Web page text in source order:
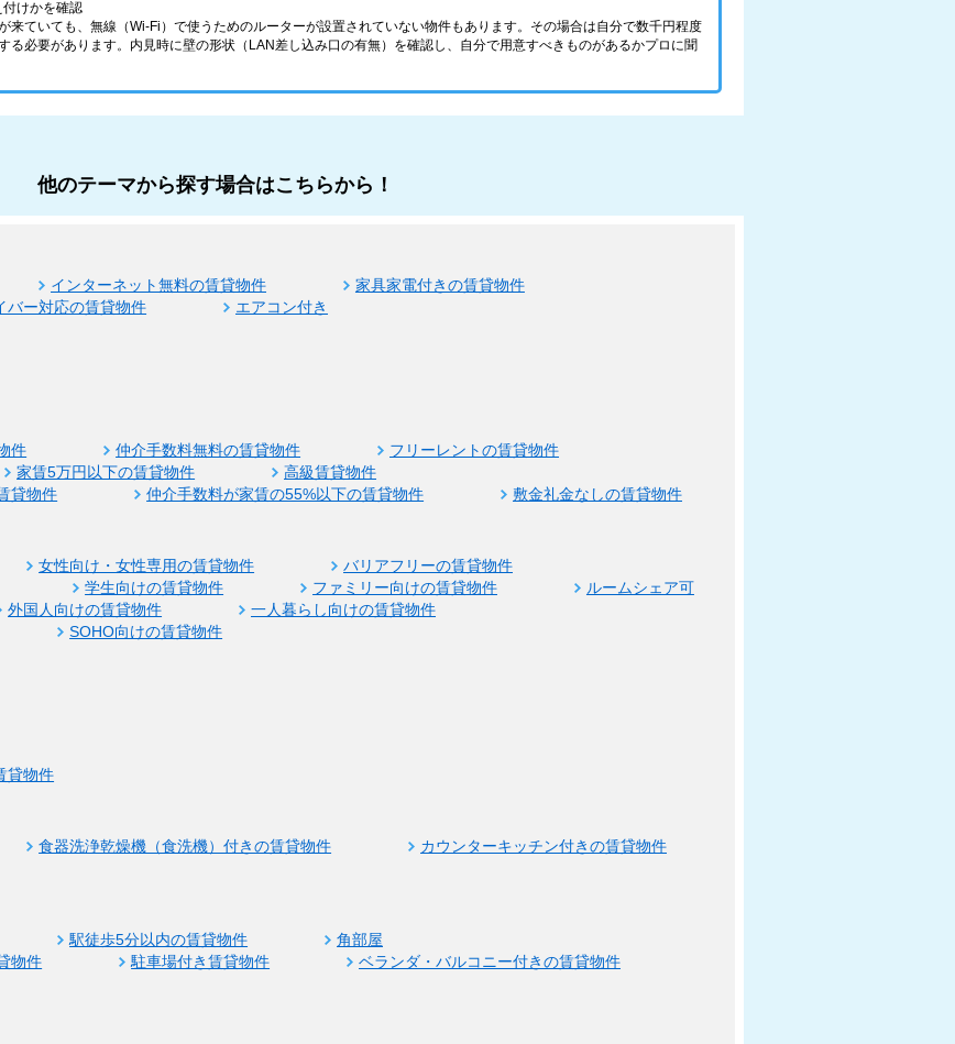
けかを確認
来ていても、無線（Wi-Fi）で使うためのルーターが設置されていない物件もあります。その場合は自分で数千円程度
る必要があります。内見時に壁の形状（LAN差し込み口の有無）を確認し、自分で用意すべきものがあるかプロに聞
他のテーマから探す場合はこちらから！
インターネット無料の賃貸物件
家具家電付きの賃貸物件
バー対応の賃貸物件 エアコン付き
件 仲介手数料無料の賃貸物件
フリーレントの賃貸物件
家賃5万円以下の賃貸物件
高級賃貸物件
貸物件
仲介手数料が家賃の55%以下の賃貸物件 敷金礼金なしの賃貸物件
女性向け・女性専用の賃貸物件
バリアフリーの賃貸物件
学生向けの賃貸物件 ファミリー向けの賃貸物件
ルームシェア可
外国人向けの賃貸物件
一人暮らし向けの賃貸物件
SOHO向けの賃貸物件
貸物件
食器洗浄乾燥機（食洗機）付きの賃貸物件
カウンターキッチン付きの賃貸物件
駅徒歩5分以内の賃貸物件
角部屋
物件
駐車場付き賃貸物件
ベランダ・バルコニー付きの賃貸物件